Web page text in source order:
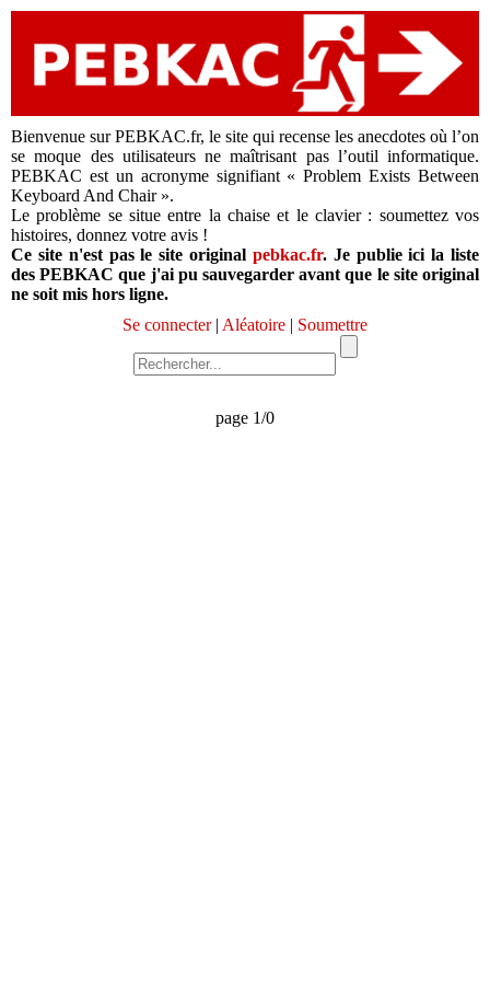
Bienvenue sur PEBKAC.fr, le site qui recense les anecdotes où l’on
se moque des utilisateurs ne maîtrisant pas l’outil informatique.
PEBKAC est un acronyme signifiant « Problem Exists Between
Keyboard And Chair ».
Le problème se situe entre la chaise et le clavier : soumettez vos
histoires, donnez votre avis !
Ce site n'est pas le site original pebkac.fr. Je publie ici la liste
des PEBKAC que j'ai pu sauvegarder avant que le site original
ne soit mis hors ligne.
Se connecter| Aléatoire | Soumettre
page 1/0